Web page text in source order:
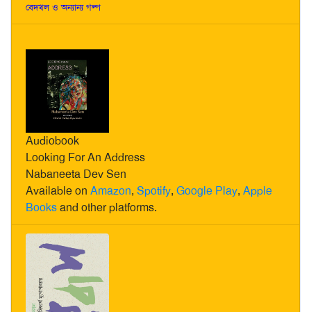
বেদখল ও অন্যান্য গল্প
Audiobook
Looking For An Address
Nabaneeta Dev Sen
Available on Amazon, Spotify, Google Play, Apple
Booksand other platforms.